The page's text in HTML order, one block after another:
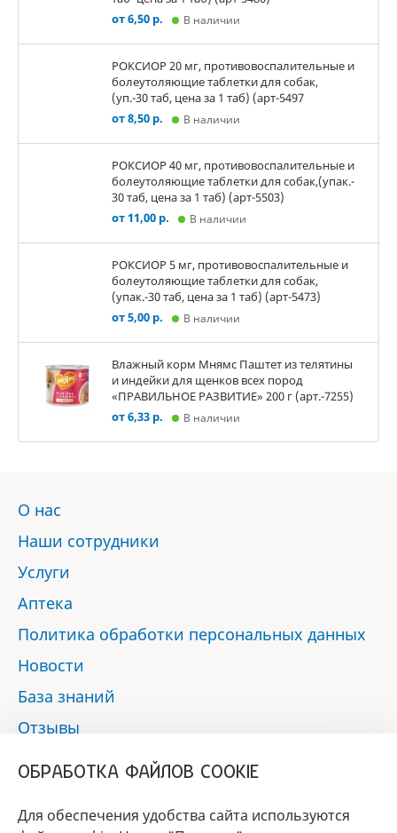
от 6,50 р.
В наличии
РОКСИОР 20 мг, противовоспалительные и
болеутоляющие таблетки для собак,
(уп.-30 таб, цена за 1 таб) (арт-5497
от 8,50 р.
В наличии
РОКСИОР 40 мг, противовоспалительные и
болеутоляющие таблетки для собак,(упак.-
30 таб, цена за 1 таб) (арт-5503)
от 11,00 р.
В наличии
РОКСИОР 5 мг, противовоспалительные и
болеутоляющие таблетки для собак,
(упак.-30 таб, цена за 1 таб) (арт-5473)
от 5,00 р.
В наличии
Влажный корм Мнямс Паштет из телятины
и индейки для щенков всех пород
«ПРАВИЛЬНОЕ РАЗВИТИЕ» 200 г (арт.-7255)
от 6,33 р.
В наличии
О нас
Наши сотрудники
Услуги
Аптека
Политика обработки персональных данных
Новости
База знаний
Отзывы
ОБРАБОТКА ФАЙЛОВ COOKIE
Для обеспечения удобства сайта используются